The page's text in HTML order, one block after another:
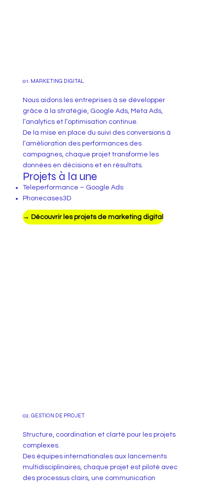
01. MARKETING DIGITAL
Nous aidons les entreprises à se développer
grâce à la stratégie, Google Ads, Meta Ads,
l’analytics et l’optimisation continue.
De la mise en place du suivi des conversions à
l’amélioration des performances des
campagnes, chaque projet transforme les
données en décisions et en résultats.
Projets à la une
Teleperformance – Google Ads
Phonecases3D
→ Découvrir les projets de marketing digital
02. GESTION DE PROJET
Structure, coordination et clarté pour les projets
complexes.
Des équipes internationales aux lancements
multidisciplinaires, chaque projet est piloté avec
des processus clairs, une communication